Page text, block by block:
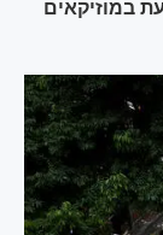
במוזיקאים